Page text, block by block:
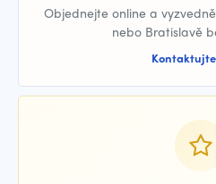
Objednejte online a
nebo Bratislavě